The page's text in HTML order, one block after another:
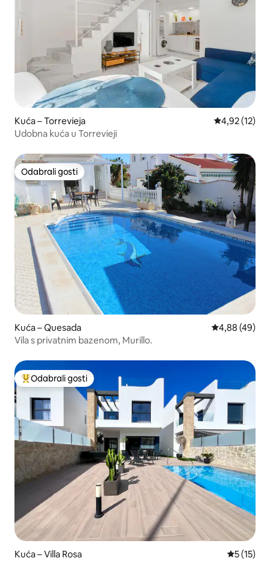
Kuća – Torrevieja Prosječna
4,92 (12)
Udobna kuća u Torrevieji
Odabrali gosti
Odabrali gosti
Kuća – Quesada Prosječna
4,88 (49)
Vila s privatnim bazenom, Murillo.
Među najviše rangiranima s oznakom „Odabrali gosti”
Odabrali gosti
Kuća – Villa Rosa Prosječna
5 (15)